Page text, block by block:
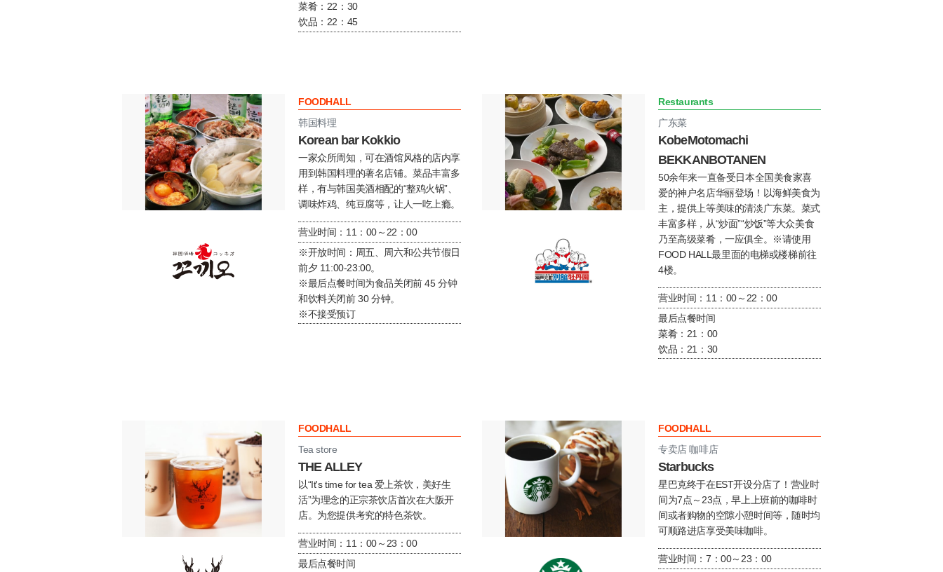
菜肴：22：30
饮品：22：45
FOODHALL
韩国料理
Korean bar Kokkio
一家众所周知，可在酒馆风格的店内享
用到韩国料理的著名店铺。菜品丰富多
样，有与韩国美酒相配的“整鸡火锅”、
调味炸鸡、纯豆腐等，让人一吃上瘾。
营业时间：11：00～22：00
※开放时间：周五、周六和公共节假日
前夕 11:00-23:00。
※最后点餐时间为食品关闭前 45 分钟
和饮料关闭前 30 分钟。
※不接受预订
Restaurants
广东菜
KobeMotomachi
BEKKANBOTANEN
50余年来一直备受日本全国美食家喜
爱的神户名店华丽登场！以海鲜美食为
主，提供上等美味的清淡广东菜。菜式
丰富多样，从“炒面”“炒饭”等大众美食
乃至高级菜肴，一应俱全。※请使用
FOOD HALL最里面的电梯或楼梯前往
4楼。
营业时间：11：00～22：00
最后点餐时间
菜肴：21：00
饮品：21：30
FOODHALL
Tea store
THE ALLEY
以“It's time for tea 爱上茶饮，美好生
活”为理念的正宗茶饮店首次在大阪开
店。为您提供考究的特色茶饮。
营业时间：11：00～23：00
最后点餐时间
FOODHALL
专卖店 咖啡店
Starbucks
星巴克终于在EST开设分店了！营业时
间为7点～23点，早上上班前的咖啡时
间或者购物的空隙小憩时间等，随时均
可顺路进店享受美味咖啡。
营业时间：7：00～23：00